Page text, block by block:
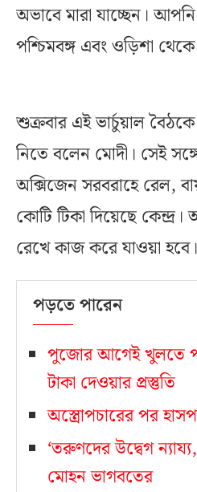
অভাবে মারা যাচ্ছেন।
পশ্চিমবঙ্গ এবং ওড়িশা
শুক্রবার এই ভার্চুয়াল
নিতে বলেন মোদী। সেই
অক্সিজেন সরবরাহে রেল,
কোটি টিকা দিয়েছে কেন্দ্র।
রেখে কাজ করে যাওয়া হবে।
পড়তে পারেন
পুজোর আগেই খুলতে
টাকা দেওয়ার প্রস্তুতি
অস্ত্রোপচারের পর
‘তরুণদের উদ্বেগ
মোহন ভাগবতের